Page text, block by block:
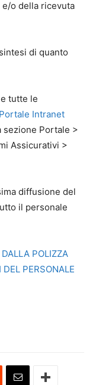
e/o della ricevuta
di quanto
tutte le
Portale Intranet
sezione Portale >
Assicurativi >
diffusione del
il personale
POLIZZA
PERSONALE